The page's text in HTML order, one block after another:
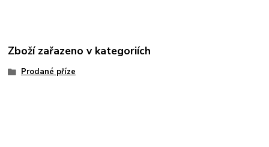
Zboží zařazeno v kategoriích
Prodané příze